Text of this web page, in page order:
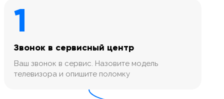
1
Звонок в сервисный центр
Ваш звонок в сервис. Назовите модель
телевизора и опишите поломку